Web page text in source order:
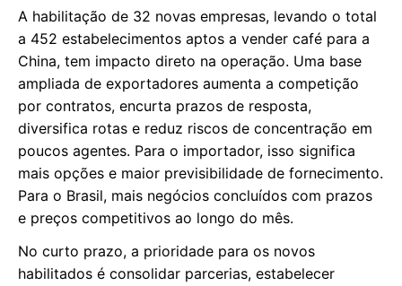
A habilitação de 32 novas empresas, levando o total
a 452 estabelecimentos aptos a vender café para a
China, tem impacto direto na operação. Uma base
ampliada de exportadores aumenta a competição
por contratos, encurta prazos de resposta,
diversifica rotas e reduz riscos de concentração em
poucos agentes. Para o importador, isso significa
mais opções e maior previsibilidade de fornecimento.
Para o Brasil, mais negócios concluídos com prazos
e preços competitivos ao longo do mês.
No curto prazo, a prioridade para os novos
habilitados é consolidar parcerias, estabelecer